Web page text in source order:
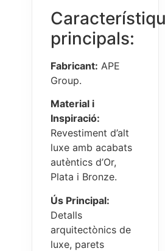
principals:
Fabricant: APE
Group.
Material i
Inspiració:
Revestiment d’alt
luxe amb acabats
autèntics d’Or,
Plata i Bronze.
Ús Principal:
Detalls
arquitectònics de
luxe, parets